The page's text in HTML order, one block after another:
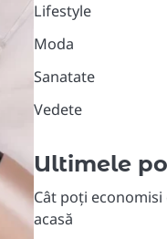
Lifestyle
Moda
Sanatate
Vedete
Ultimele
Cât poți
acasă